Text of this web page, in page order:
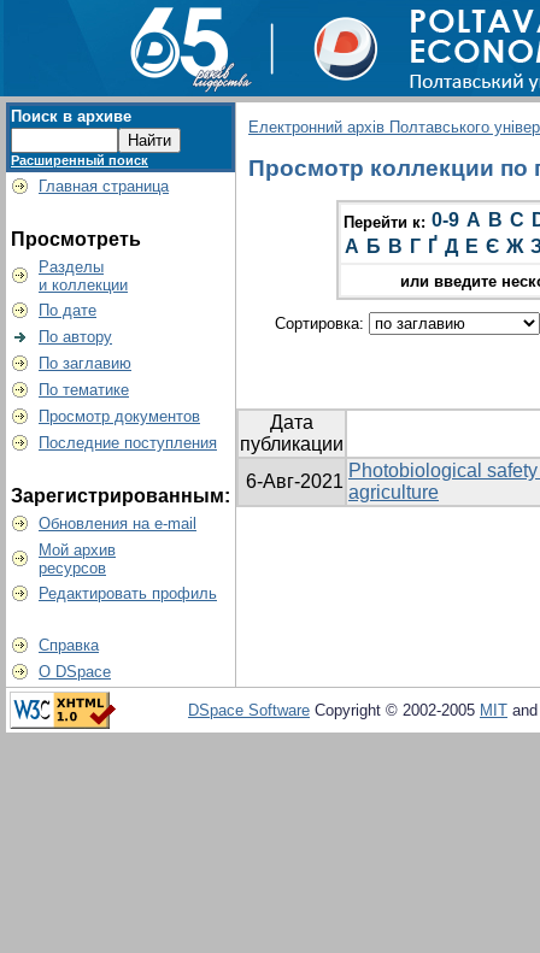
Поиск в архиве
Расширенный поиск
Главная страница
Просмотреть
Разделы
и коллекции
По дате
По автору
По заглавию
По тематике
Просмотр документов
Последние поступления
Зарегистрированным:
Обновления на e-mail
Мой архив
ресурсов
Редактировать профиль
Справка
О DSpace
Електронний архів Полтавського
Просмотр коллекции по
Перейти к: 0-9 A B C
А Б В Г Ґ Д Е Є Ж
или введите
Сортировка:
Дата
публикации
6-Авг-2021
Photobiological
agriculture
DSpace Software Copyright © 2002-2005 MIT